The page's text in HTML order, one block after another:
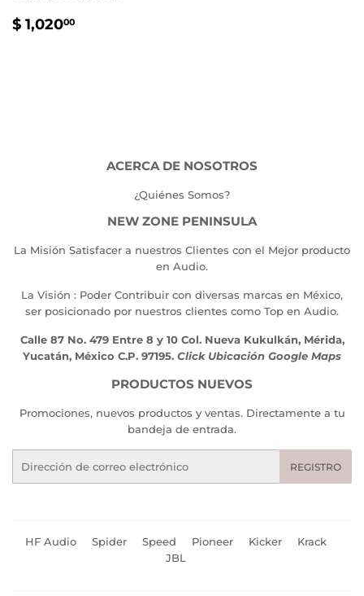
PRECIO
$ 1,02000
ACERCA DE NOSOTROS
¿Quiénes Somos?
NEW ZONE PENINSULA
La Misión Satisfacer a nuestros Clientes con el Mejor producto
en Audio.
La Visión : Poder Contribuir con diversas marcas en México,
ser posicionado por nuestros clientes como Top en Audio.
Calle 87 No. 479 Entre 8 y 10 Col. Nueva Kukulkán, Mérida,
Yucatán, México C.P. 97195. Click Ubicación Google Maps
PRODUCTOS NUEVOS
Promociones, nuevos productos y ventas. Directamente a tu
bandeja de entrada.
REGISTRO
HF Audio Spider Speed Pioneer Kicker
Krack
JBL